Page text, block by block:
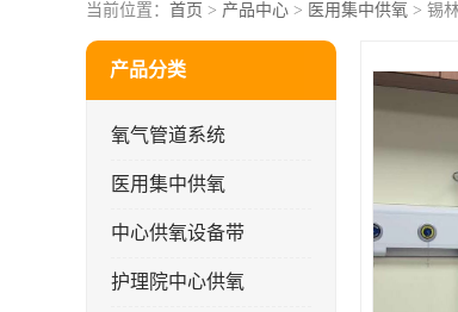
当前位置： 首页 > 产品中心 > 医用集中供氧 > 锡
产品分类
氧气管道系统
医用集中供氧
中心供氧设备带
护理院中心供氧